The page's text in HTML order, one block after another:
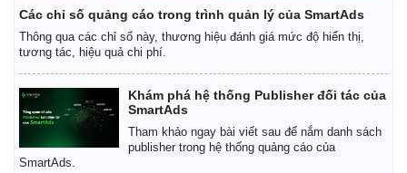
Các chỉ số quảng cáo trong trình quản lý của SmartAds
Thông qua các chỉ số này, thương hiệu đánh giá mức độ hiển thị,
tương tác, hiệu quả chi phí.
Khám phá hệ thống Publisher đối tác của
SmartAds
Tham khảo ngay bài viết sau để nắm danh sách
publisher trong hệ thống quảng cáo của
SmartAds.